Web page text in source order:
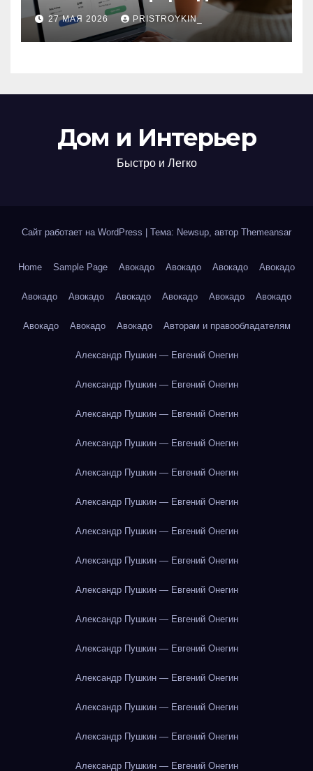
поиска авиабилетов и
железнодорожных
билетов
27 МАЯ 2026 PRISTROYKIN_
Дом и Интерьер
Быстро и Легко
Сайт работает на WordPress Тема: Newsup, автор Themeansar
Home Sample Page Авокадо Авокадо Авокадо Авокадо
Авокадо Авокадо Авокадо Авокадо Авокадо Авокадо
Авокадо Авокадо Авокадо Авторам и правообладателям
Александр Пушкин — Евгений Онегин
Александр Пушкин — Евгений Онегин
Александр Пушкин — Евгений Онегин
Александр Пушкин — Евгений Онегин
Александр Пушкин — Евгений Онегин
Александр Пушкин — Евгений Онегин
Александр Пушкин — Евгений Онегин
Александр Пушкин — Евгений Онегин
Александр Пушкин — Евгений Онегин
Александр Пушкин — Евгений Онегин
Александр Пушкин — Евгений Онегин
Александр Пушкин — Евгений Онегин
Александр Пушкин — Евгений Онегин
Александр Пушкин — Евгений Онегин
Александр Пушкин — Евгений Онегин